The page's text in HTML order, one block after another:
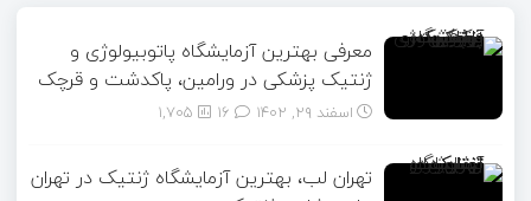
معرفی بهترین آزمایشگاه پاتوبیولوژی و
ژنتیک پزشکی در ورامین، پاکدشت و قرچک
اسفند ۲۹, ۱۴۰۲ 1,705
تهران لب، بهترین آزمایشگاه ژنتیک در تهران